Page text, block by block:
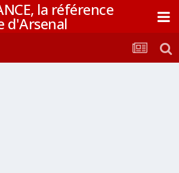
la référence
d'Arsenal